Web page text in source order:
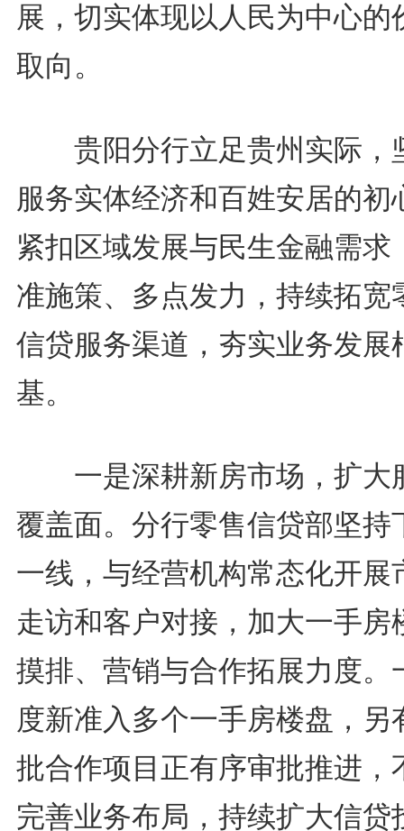
展，切实体现以人民为中心的
取向。
贵阳分行立足贵州实际，
服务实体经济和百姓安居的初
紧扣区域发展与民生金融需求
准施策、多点发力，持续拓宽
信贷服务渠道，夯实业务发展
基。
一是深耕新房市场，扩大
覆盖面。分行零售信贷部坚持
一线，与经营机构常态化开展
走访和客户对接，加大一手房
摸排、营销与合作拓展力度。
度新准入多个一手房楼盘，另
批合作项目正有序审批推进，
完善业务布局，持续扩大信贷